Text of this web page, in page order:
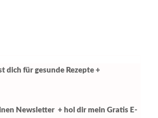
dich für gesunde Rezepte +
Newsletter + hol dir mein Gratis E-